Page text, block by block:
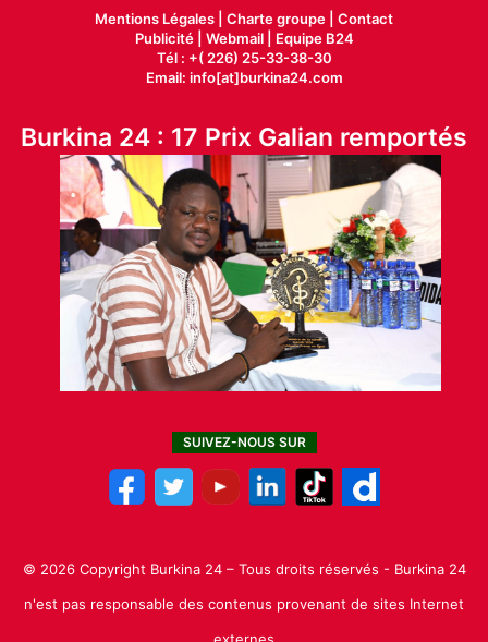
Mentions Légales | Charte groupe | Contact
Publicité| Webmail |
Equipe B24
Tél : +( 226) 25-33-38-30
Email: info[at]burkina24.com
Burkina 24 : 17 Prix Galian remportés
SUIVEZ-NOUS SUR
© 2026 Copyright Burkina 24 – Tous droits réservés - Burkina 24
n'est pas responsable des contenus provenant de sites Internet